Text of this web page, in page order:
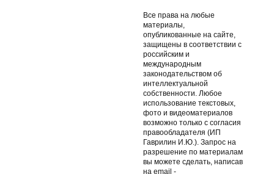
Все права на любые
материалы,
опубликованные на сайте,
защищены в соответствии с
российским и
международным
законодательством об
интеллектуальной
собственности. Любое
использование текстовых,
фото и видеоматериалов
возможно только с согласия
правообладателя (ИП
Гаврилин И.Ю.). Запрос на
разрешение по материалам
вы можете сделать, написав
на email -